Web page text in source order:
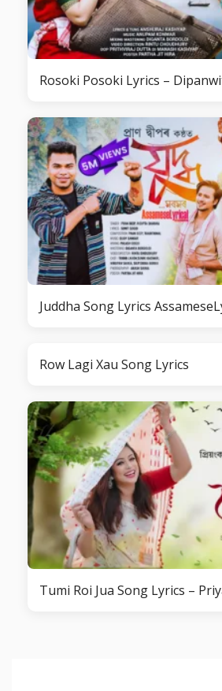
Rosoki Posoki Lyrics –
Juddha Song Lyrics
Row Lagi Xau Song Lyrics
Tumi Roi Jua Song Lyrics –